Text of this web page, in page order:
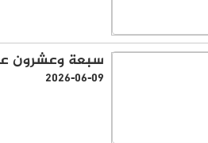
سبعة وعشرون
2026-06-09